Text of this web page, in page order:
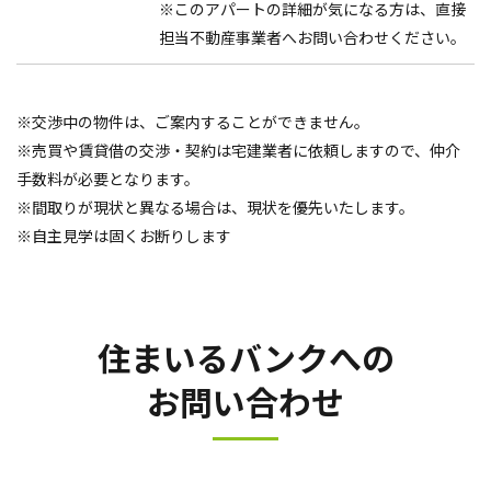
※このアパートの詳細が気になる方は、直接
担当不動産事業者へお問い合わせください。
※交渉中の物件は、ご案内することができません。
※売買や賃貸借の交渉・契約は宅建業者に依頼しますので、仲介
手数料が必要となります。
※間取りが現状と異なる場合は、現状を優先いたします。
※自主見学は固くお断りします
住まいるバンクへの
お問い合わせ